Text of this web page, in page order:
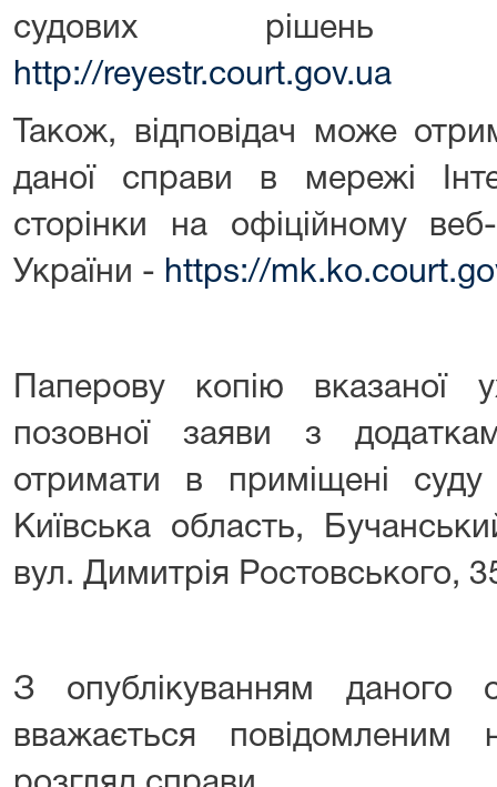
судових рішень
http://reyestr.court.gov.ua
Також, відповідач може
даної справи в мережі
сторінки на офіційному
України - https://
Паперову копію вказаної
позовної заяви з
отримати в приміщені
Київська область,
вул. Димитрія Ростовського,
З опублікуванням даного
вважається